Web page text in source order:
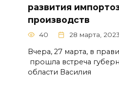
развития
производств
40 28 марта, 2023
Вчера, 27 марта, в
прошла встреча
области Василия